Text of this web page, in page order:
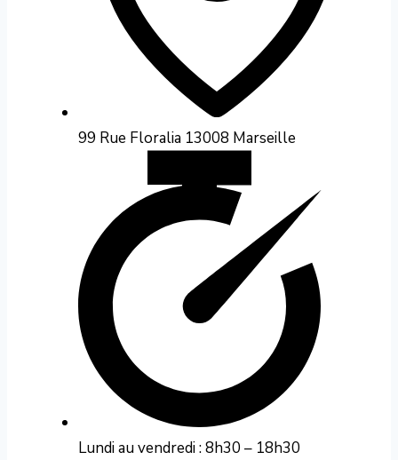
99 Rue Floralia 13008 Marseille
Lundi au vendredi : 8h30 – 18h30